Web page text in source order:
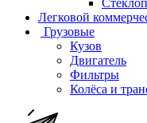
Легковой
Грузовые
Кузов
Двигатель
Фильтры
Колёса и